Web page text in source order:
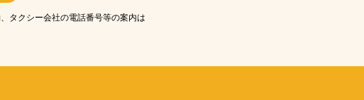
タクシー会社の電話番号等の案内は